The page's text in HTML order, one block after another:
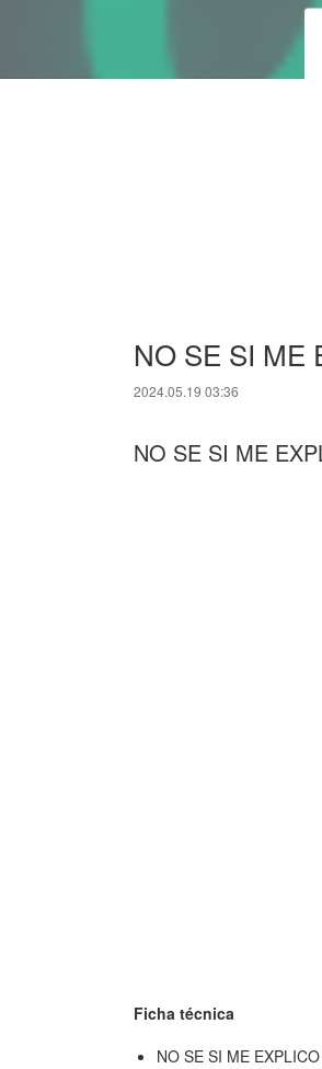
NO SE SI ME
2024.05.19 03:36
NO SE SI ME
Ficha técnica
NO SE SI ME EXPLICO